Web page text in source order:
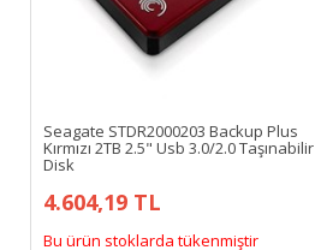
Seagate STDR2000203 Backup Plus
Kırmızı 2TB 2.5" Usb 3.0/2.0 Taşınabilir
Disk
4.604,19 TL
Bu ürün stoklarda tükenmiştir